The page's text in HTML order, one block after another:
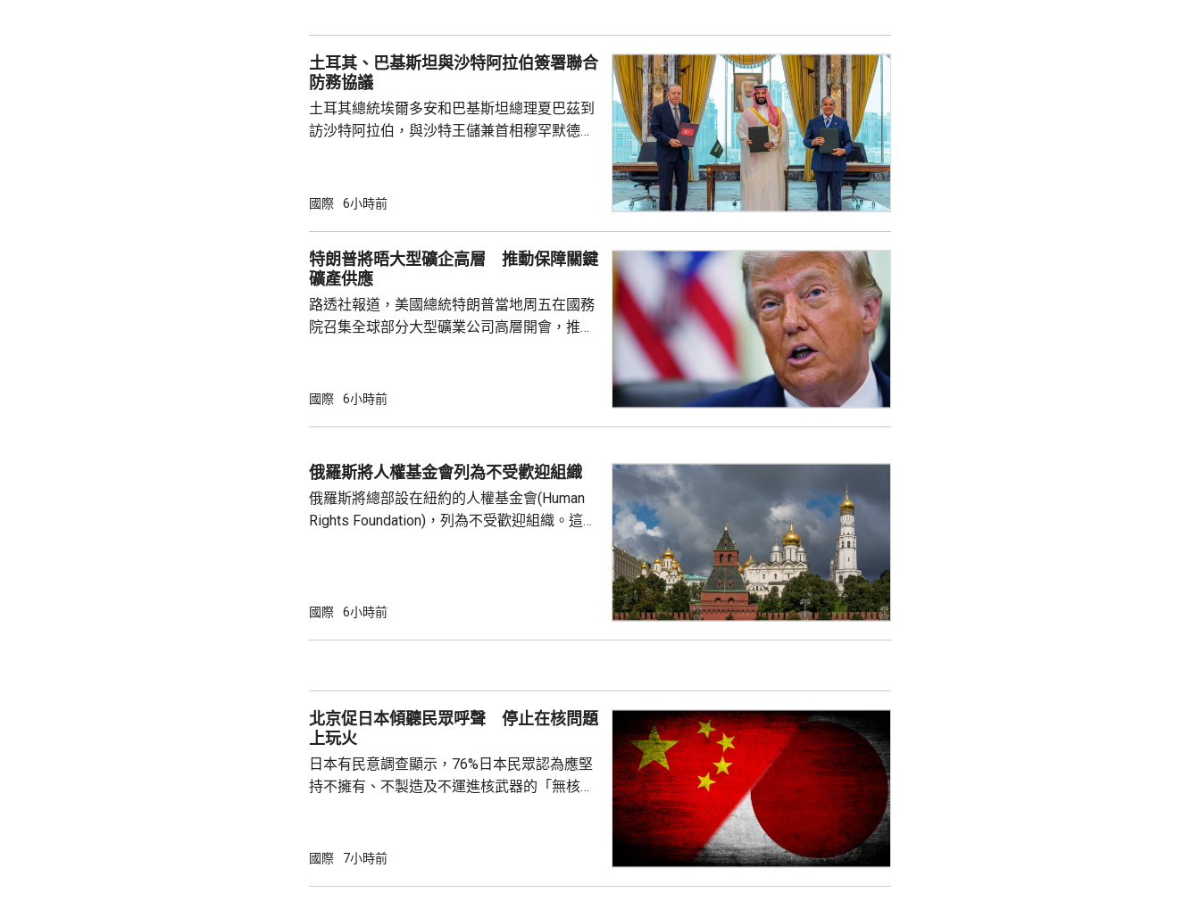
諾夫運輸機附近被發現，檢察官已展開反恐調
查。德國政府發言人表示，總理默茨已召...
土耳其、巴基斯坦與沙特阿拉伯簽署聯合
防務協議
土耳其總統埃爾多安和巴基斯坦總理夏巴茲到
訪沙特阿拉伯，與沙特王儲兼首相穆罕默德在
任何一國遭受武裝攻擊，都會被視為對三國的
作。路透社引述有土耳其官員指，協議純屬防
禦性質，僅承諾為防禦目的提供相互支持，不
針對任何國家、組織或個人，亦向其他區...
國際 6小時前
特朗普將晤大型礦企高層 推動保障關鍵
礦產供應
路透社報道，美國總統特朗普當地周五在國務
院召集全球部分大型礦業公司高層開會，推動
但華府正急需關鍵礦產來補充伊朗戰事期間耗
關重要，同時當局亦尋求減少美國對中國供應
鏈的依賴，計劃宣布一系列協議和諒解備忘
錄。 消息人士預計，出席的業界巨頭包括全
球...
國際 6小時前
俄羅斯將人權基金會列為不受歡迎組織
俄羅斯將總部設在紐約的人權基金會(Human
Rights Foundation)，列為不受歡迎組織。這個
完全專制政權，參與抹黑俄羅斯武裝部隊的活
國際 6小時前
北京促日本傾聽民眾呼聲 停止在核問題
上玩火
日本有民意調查顯示，76%日本民眾認為應堅
持不擁有、不製造及不運進核武器的「無核三
言人林劍回應指，民調結果充分反映日本主流
國際 7小時前